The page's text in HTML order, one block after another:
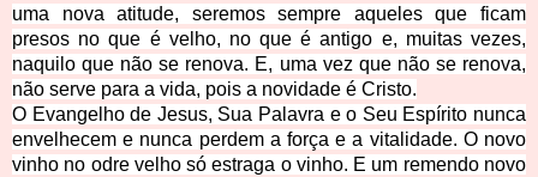
uma nova atitude, seremos sempre aqueles que ficam
presos no que é velho, no que é antigo e, muitas vezes,
naquilo que não se renova. E, uma vez que não se renova,
não serve para a vida, pois a novidade é Cristo.
O Evangelho de Jesus, Sua Palavra e o Seu Espírito nunca
envelhecem e nunca perdem a força e a vitalidade. O novo
vinho no odre velho só estraga o vinho. E um remendo novo